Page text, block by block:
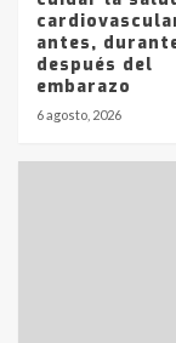
antes,
después del
embarazo
6 agosto, 2026